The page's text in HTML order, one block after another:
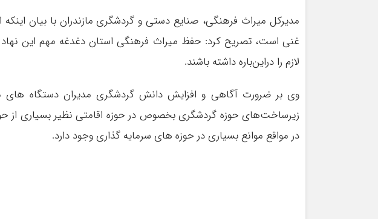
مدیرکل میراث فرهنگی، صنایع دستی و گردشگری مازندران با بیان
غنی است، تصریح کرد: حفظ میراث فرهنگی استان دغدغه مهم این نهاد
لازم را در‌این‌باره داشته باشند.
وی بر ضرورت آگاهی و افزایش دانش گردشگری مدیران دستگاه های
زیرساخت‌های حوزه گردشگری بخصوص در حوزه اقامتی نظیر بسیاری از
در مواقع موانع بسیاری در حوزه های سرمایه گذاری وجود دارد.